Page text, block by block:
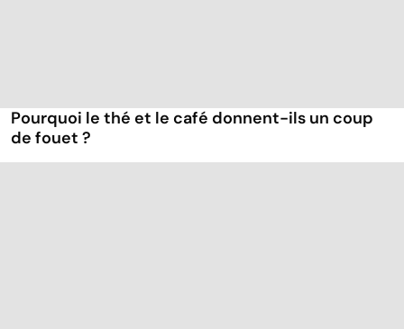
Pourquoi le thé et le café donnent-ils un coup
de fouet ?